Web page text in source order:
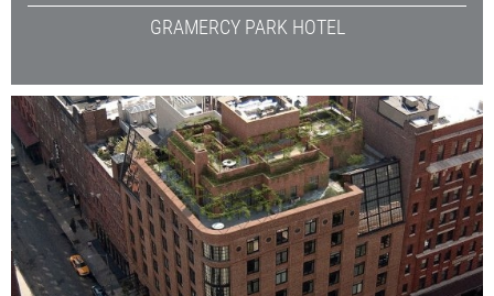
GRAMERCY PARK HOTEL